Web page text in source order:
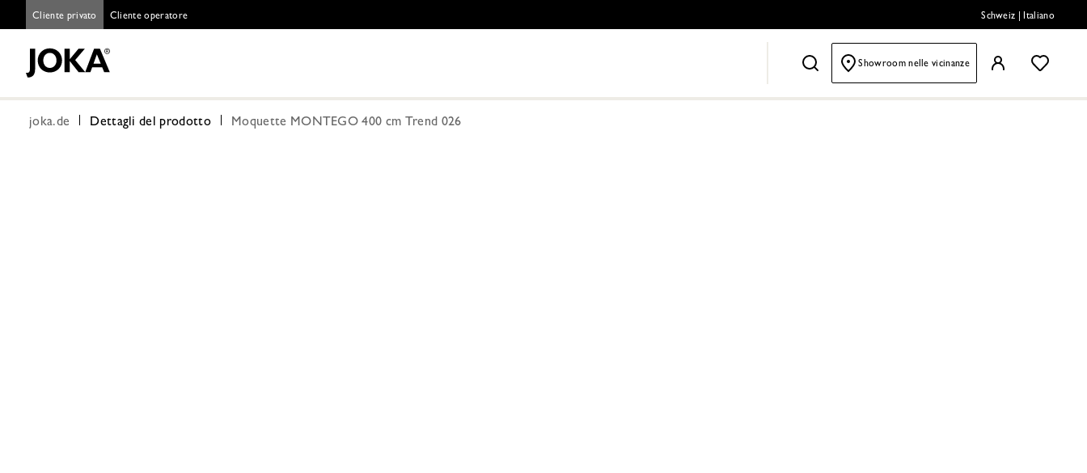
Cliente privato Cliente operatore Schweiz Italiano
Showroom nelle vicinanze
joka.de Dettagli del prodotto Moquette MONTEGO 400 cm Trend 026